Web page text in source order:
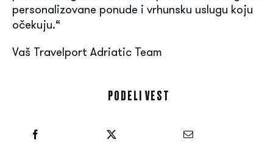
personalizovane ponude i vrhunsku uslugu koju
očekuju.“
Vaš Travelport Adriatic Team
PODELI VEST